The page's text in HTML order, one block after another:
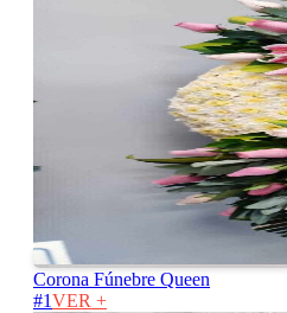
Corona Fúnebre Queen
#1VER +